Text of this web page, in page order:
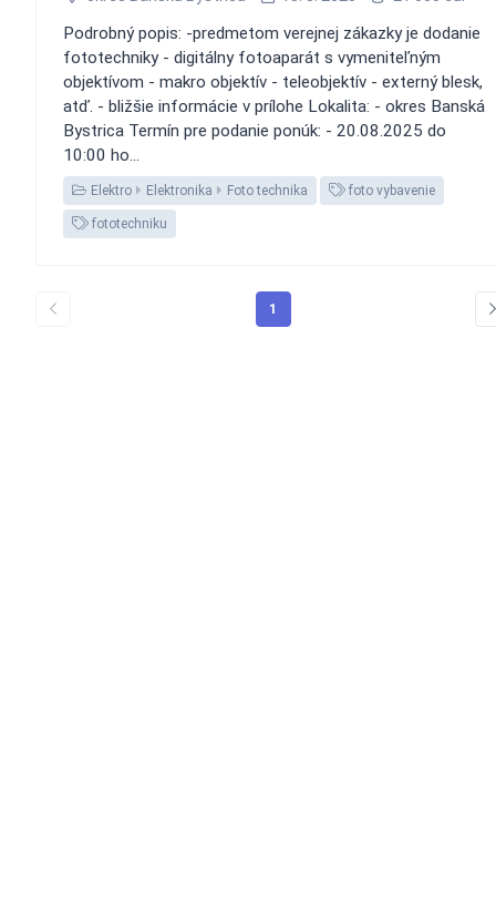
Podrobný popis: -predmetom verejnej zákazky je dodanie
fototechniky - digitálny fotoaparát s vymeniteľným
objektívom - makro objektív - teleobjektív - externý blesk,
atď. - bližšie informácie v prílohe Lokalita: - okres Banská
Bystrica Termín pre podanie ponúk: - 20.08.2025 do
10:00 ho...
Elektro Elektronika Foto technika foto vybavenie
fototechniku
1